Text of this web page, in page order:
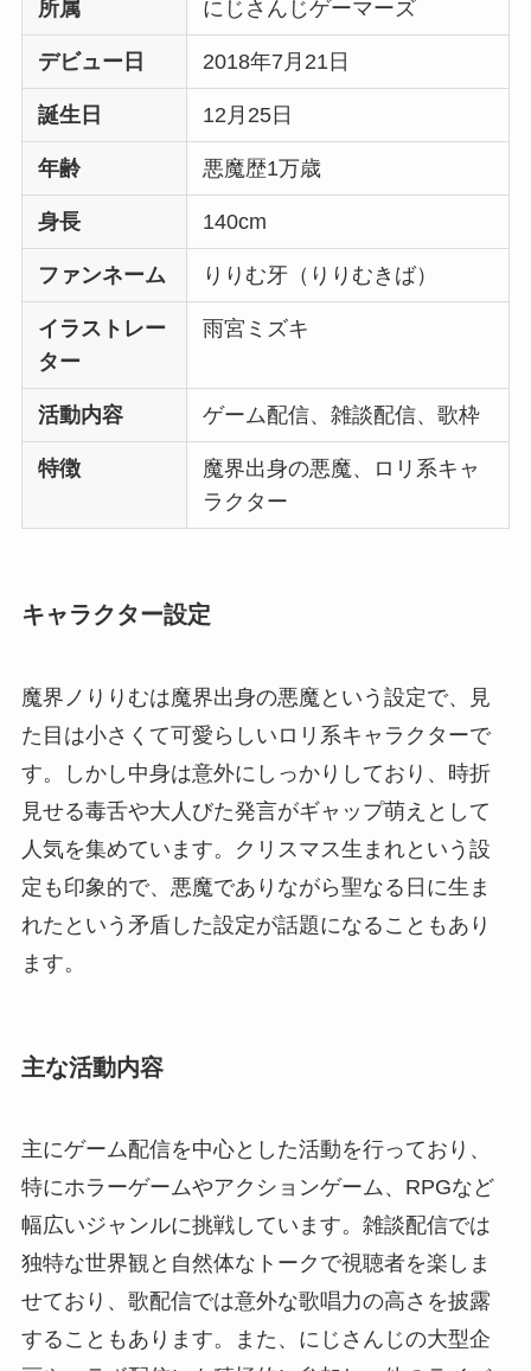
所属 にじさんじゲーマーズ
デビュー日 2018年7月21日
誕生日 12月25日
年齢 悪魔歴1万歳
身長 140cm
ファンネーム りりむ牙（りりむきば）
イラストレー
ター
雨宮ミズキ
活動内容 ゲーム配信、雑談配信、歌枠
特徴
魔界出身の悪魔、ロリ系キャ
ラクター
キャラクター設定
魔界ノりりむは魔界出身の悪魔という設定で、見
た目は小さくて可愛らしいロリ系キャラクターで
す。しかし中身は意外にしっかりしており、時折
見せる毒舌や大人びた発言がギャップ萌えとして
人気を集めています。クリスマス生まれという設
定も印象的で、悪魔でありながら聖なる日に生ま
れたという矛盾した設定が話題になることもあり
ます。
主な活動内容
主にゲーム配信を中心とした活動を行っており、
特にホラーゲームやアクションゲーム、RPGなど
幅広いジャンルに挑戦しています。雑談配信では
独特な世界観と自然体なトークで視聴者を楽しま
せており、歌配信では意外な歌唱力の高さを披露
することもあります。また、にじさんじの大型企